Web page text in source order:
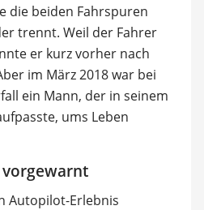
die beiden Fahrspuren
trennt. Weil der Fahrer
er kurz vorher nach
im März 2018 war bei
ein Mann, der in seinem
ums Leben
vorgewarnt
Autopilot-Erlebnis